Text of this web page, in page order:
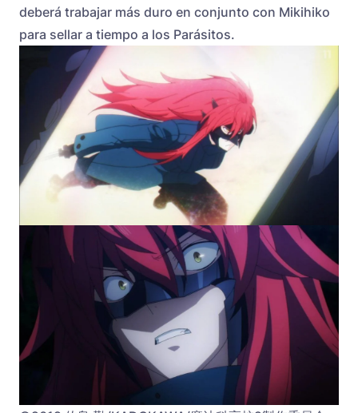
deberá trabajar más duro en conjunto con Mikihiko
para sellar a tiempo a los Parásitos.